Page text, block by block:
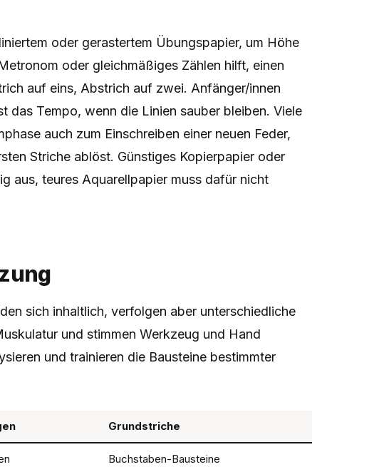
oder gerastertem Übungspapier, um Höhe
oder gleichmäßiges Zählen hilft, einen
auf eins, Abstrich auf zwei. Anfänger/innen
das Tempo, wenn die Linien sauber bleiben. Viele
auch zum Einschreiben einer neuen Feder,
Striche ablöst. Günstiges Kopierpapier oder
aus, teures Aquarellpapier muss dafür nicht
sich inhaltlich, verfolgen aber unterschiedliche
und stimmen Werkzeug und Hand
und trainieren die Bausteine bestimmter
Grundstriche
Buchstaben-Bausteine